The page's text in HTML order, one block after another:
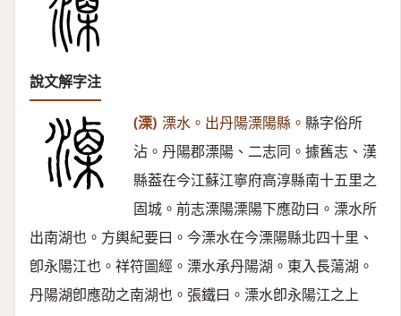
說文解字注
(溧) 溧水。出丹陽溧陽縣。 縣字俗所
沾。丹陽郡溧陽、二志同。據舊志、漢
縣葢在今江蘇江寧府高淳縣南十五里之
固城。前志溧陽溧陽下應劭曰。溧水所
出南湖也。方輿紀要曰。今溧水在今溧陽縣北四十里、
卽永陽江也。祥符圖經。溧水承丹陽湖。東入長蕩湖。
丹陽湖卽應劭之南湖也。張鐵曰。溧水卽永陽江之上